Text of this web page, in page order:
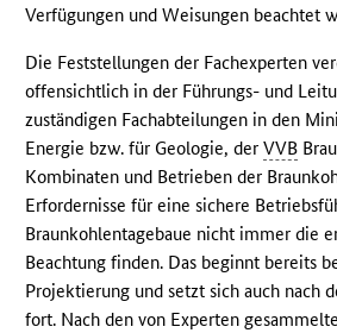
Verfügungen und Weisungen beachtet
Die Feststellungen der Fachexperten
offensichtlich in der Führungs- und
zuständigen Fachabteilungen in den
Energie bzw. für Geologie, derVVB
Kombinaten und Betrieben der
Erfordernisse für eine sichere
Braunkohlentagebaue nicht immer die
Beachtung finden. Das beginnt bereits
Projektierung und setzt sich auch nach
fort. Nach den von Experten